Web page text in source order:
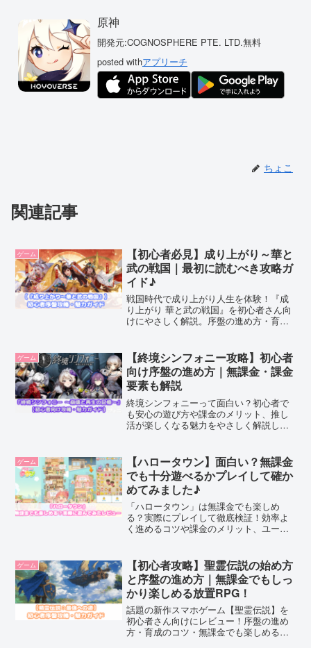
原神
開発元:COGNOSPHERE PTE. LTD.無料
posted withアプリーチ
ちょこ
関連記事
ゲーム
【初心者必見】成り上がり～華と
武の戦国｜最初に読むべき攻略ガ
イド♪
戦国時代で成り上がり人生を体験！『成
り上がり 華と武の戦国』を初心者さん向
けにやさしく解説。序盤の進め方・育
ゲーム
【終境シンフォニー攻略】初心者
向け序盤の進め方｜無課金・課金
要素も解説
終境シンフォニーって面白い？初心者で
も安心の遊び方や課金のメリット、推し
活が楽しくなる魅力をやさしく解説しま
ゲーム
【ハロータウン】面白い？無課金
でも十分遊べるかプレイして確か
めてみました♪
「ハロータウン」は無課金でも楽しめ
る？実際にプレイして徹底検証！効率よ
く進めるコツや課金のメリット、ユーザ
す♪
ゲーム
【初心者攻略】聖霊伝説の始め方
と序盤の進め方｜無課金でもしっ
かり楽しめる放置RPG！
話題の新作スマホゲーム【聖霊伝説】を
初心者さん向けにレビュー！序盤の進め
方・育成のコツ・無課金でも楽しめるポ